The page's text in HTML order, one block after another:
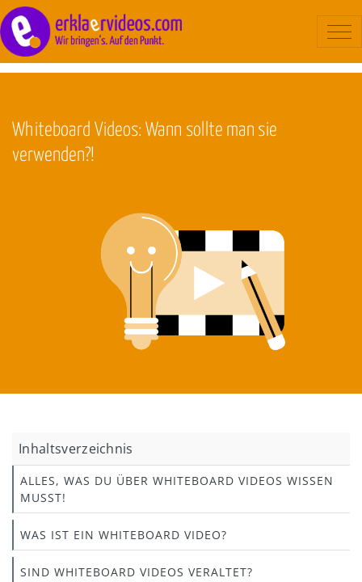
Ablauf
Blog
Whiteboard Videos: Wann sollte man sie
verwenden?!
Inhaltsverzeichnis
ALLES, WAS DU ÜBER WHITEBOARD VIDEOS WISSEN
MUSST!
WAS IST EIN WHITEBOARD VIDEO?
SIND WHITEBOARD VIDEOS VERALTET?